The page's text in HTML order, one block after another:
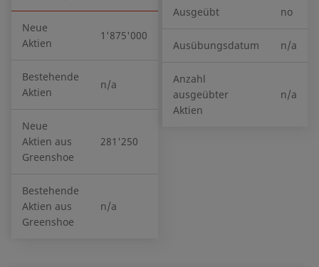
Neue
Aktien
1'875'000
Bestehende
Aktien
n/a
Neue
Aktien aus
Greenshoe
281'250
Bestehende
Aktien aus
Greenshoe
n/a
Ausgeübt no
Ausübungsdatum n/a
Anzahl
ausgeübter
Aktien
n/a